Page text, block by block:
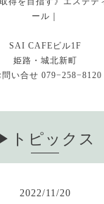
ール｜
SAI CAFEビル1F
姫路・城北新町
問い合せ 079−258−8120 |
トピックス
2022/11/20